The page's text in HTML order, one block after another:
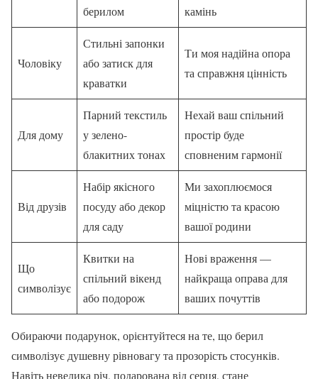
берилом
камінь
Чоловіку
Стильні запонки
або затиск для
краватки
Ти моя надійна опора
та справжня цінність
Для дому
Парний текстиль
у зелено-
блакитних тонах
Нехай ваш спільний
простір буде
сповненим гармонії
Від друзів
Набір якісного
посуду або декор
для саду
Ми захоплюємося
міцністю та красою
вашої родини
Що
символізує
Квитки на
спільний вікенд
або подорож
Нові враження —
найкраща оправа для
ваших почуттів
Обираючи подарунок, орієнтуйтеся на те, що берил
символізує душевну рівновагу та прозорість стосунків.
Навіть невелика річ, подарована від серця, стане